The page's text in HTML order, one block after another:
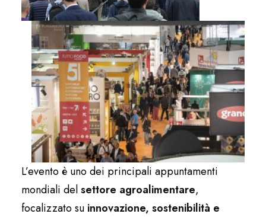
L’evento è uno dei principali appuntamenti
mondiali delsettore agroalimentare,
focalizzato su innovazione, sostenibilità e